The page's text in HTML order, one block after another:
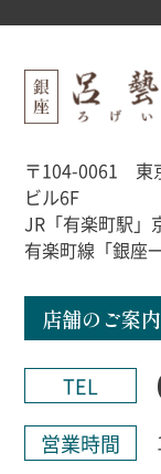
〒104-0061 東
ビル6F
JR「有楽町駅」
有楽町線「銀座
店舗のご案内
TEL
営業時間